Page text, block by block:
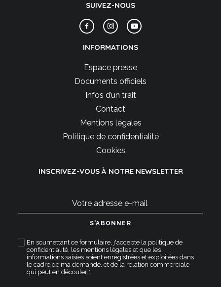
SUIVEZ-NOUS
INFORMATIONS
Espace presse
Documents officiels
Infos d’un trait
Contact
Mentions légales
Politique de confidentialité
Cookies
INSCRIVEZ-VOUS À NOTRE NEWSLETTER
En soumettant ce formulaire, j'accepte la politique de
confidentialité, les mentions légaleset que les
informations saisies soient enregistrées et exploitées dans
le cadre de ma demande, et de la relation commerciale
qui peut en découler.*